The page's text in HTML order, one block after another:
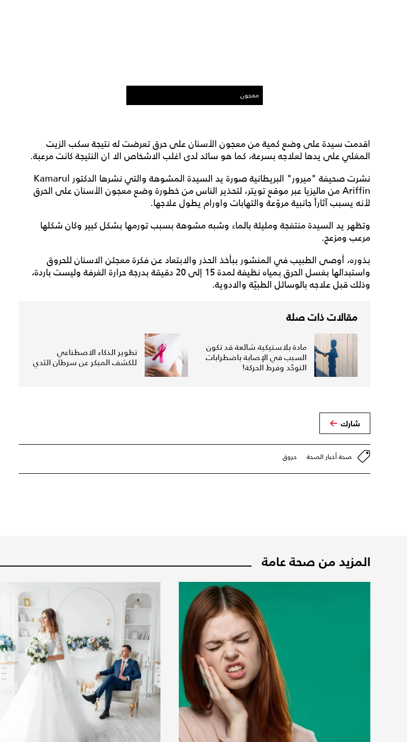
معجون
اقدمت سيدة على وضع كمية من معجون الأسنان على حرق تعرضت له نتيجة سكب الزيت
المغلي على يدها لعلاجه بسرعة، كما هو سائد لدى اغلب الاشخاص الا ان النتيجة كانت مرعبة.
نشرت صحيفة "ميرور" البريطانية صورة يد السيدة المشوهة والتي نشرها الدكتور Kamarul
Ariffin من ماليزيا عبر موقع تويتر، لتحذير الناس من خطورة وضع معجون الأسنان على الحرق
لأنه يسبب آثاراً جانبية مروّعة والتهابات واورام يطول علاجها.
وتظهر يد السيدة منتفجة ومليئة بالماء وشبه مشوهة بسبب تورمها بشكل كبير وكان شكلها
مرعب ومزعج.
بذوره، أوصى الطبيب في المنشور ببأخذ الحذر والابتعاد عن فكرة معجئن الاسنان للحروق
واستبدالها بغسل الحرق بمياه نظيفة لمدة 15 إلى 20 دقيقة بدرجة حرارة الغرفة وليست باردة،
وذلك قبل علاجه بالوسائل الطبيّة والادوية.
مقالات ذات صلة
مادة بلاستيكية شائعة قد تكون
السبب في الإصابة باضطرابات
التوحّد وفرط الحركة!
تطوير الذكاء الاصطناعي
للكشف المبكر عن سرطان الثدي
شارك
صحة أخبار الصحة حروق
المزيد من صحة عامة